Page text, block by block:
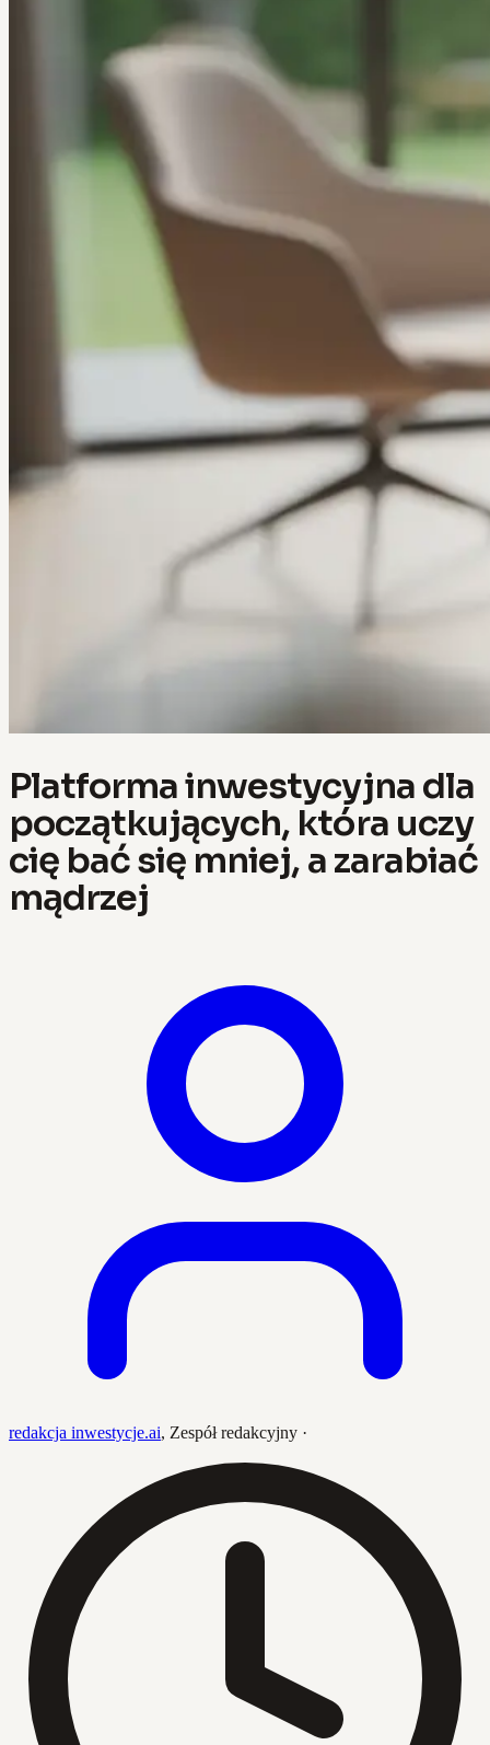
Platforma inwestycyjna dla
początkujących, która uczy
cię bać się mniej, a zarabiać
mądrzej
redakcja inwestycje.ai, Zespół redakcyjny ·